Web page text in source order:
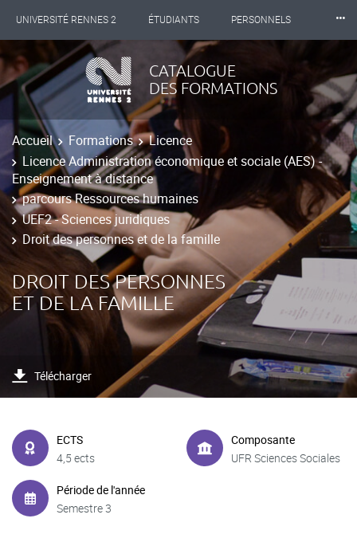
UNIVERSITÉ RENNES 2 ÉTUDIANTS PERSONNELS
INTERNATIONAL PROFESSIONNELS
LES NOUVELLES DE RENNES 2
⸱⸱⸱
CATALOGUE
DES FORMATIONS
Accueil Formations
Licence
Licence Administration économique et sociale (AES) -
Enseignement à distance
parcours Ressources humaines
UEF2 - Sciences juridiques
Droit des personnes et de la famille
DROIT DES PERSONNES
ET DE LA FAMILLE
Télécharger
ECTS
4,5 ects
Composante
UFR Sciences Sociales
Période de l'année
Semestre 3